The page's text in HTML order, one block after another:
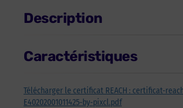
Description
Caractéristiques
Télécharger le certificat REACH : certificat-
E40202001011425-by-pixcl.pdf